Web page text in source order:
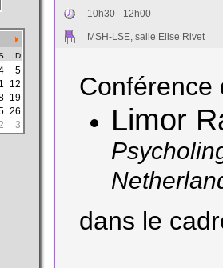
D
5
12
19
26
3
10h30 - 12h00
MSH-LSE, salle Elise Rivet
Conférence
Limor
dans le